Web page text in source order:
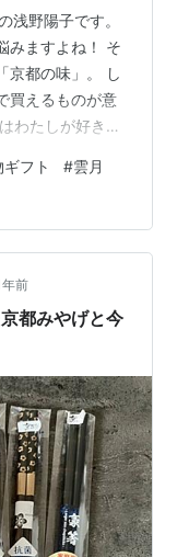
浅野陽子です。
みますよね！ そ
京都の味」。 し
買えるものが意
わたしが好きな
なく自分の感想
！ 「相手の好み
われるもの
どくさいグルメ
しかし！その
フト #雲月
年前
都みやげと今